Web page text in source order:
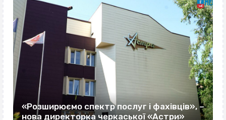
«Розширюємо спектр послуг і фахівців», –
нова директорка черкаської «Астри»